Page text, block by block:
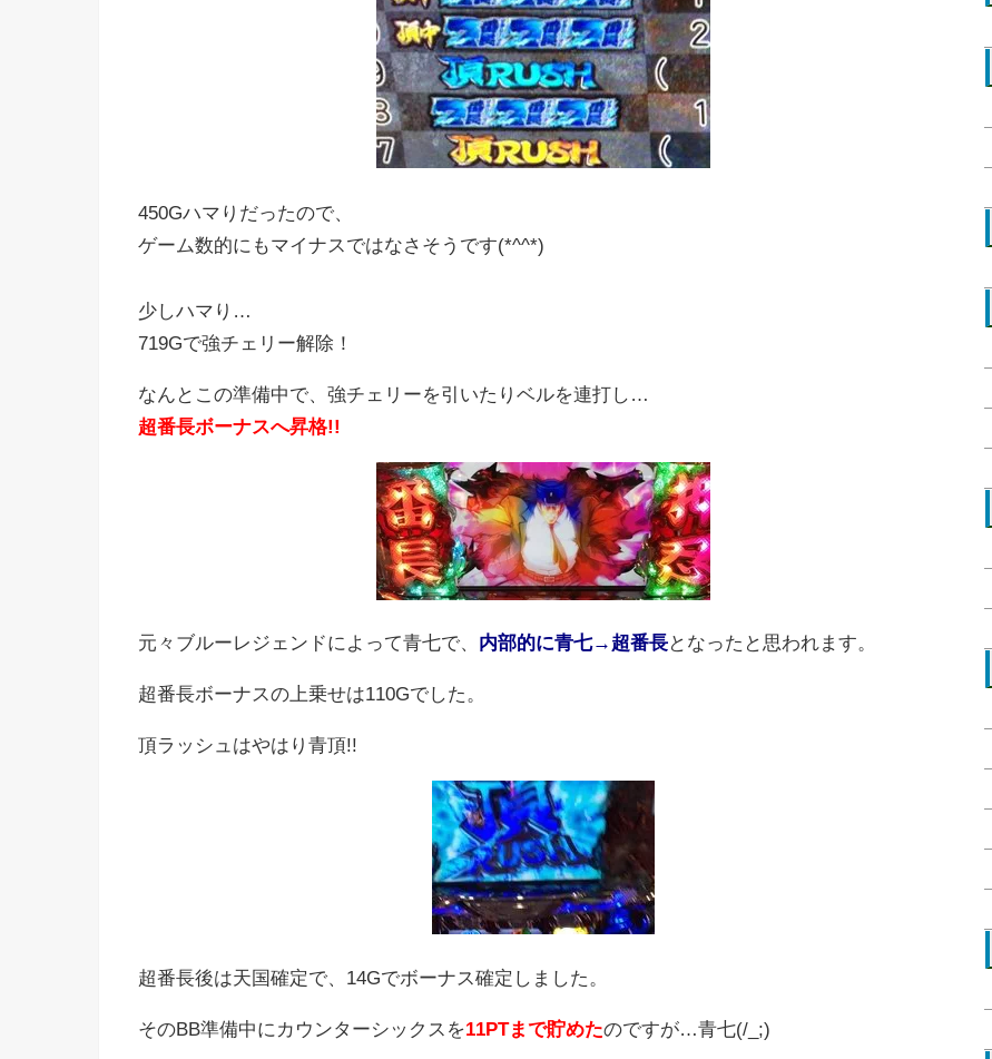
450Gハマりだったので、
ゲーム数的にもマイナスではなさそうです(*^^*)
少しハマり…
719Gで強チェリー解除！
なんとこの準備中で、強チェリーを引いたりベルを連打し…
超番長ボーナスへ昇格!!
元々ブルーレジェンドによって青七で、 内部的に青七→超番長となったと思われます。
超番長ボーナスの上乗せは110Gでした。
頂ラッシュはやはり青頂!!
超番長後は天国確定で、14Gでボーナス確定しました。
そのBB準備中にカウンターシックスを11PTまで貯めたのですが…青七(/_;)